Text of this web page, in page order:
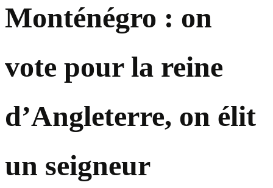
Monténégro : on
vote pour la reine
d’Angleterre, on élit
un seigneur